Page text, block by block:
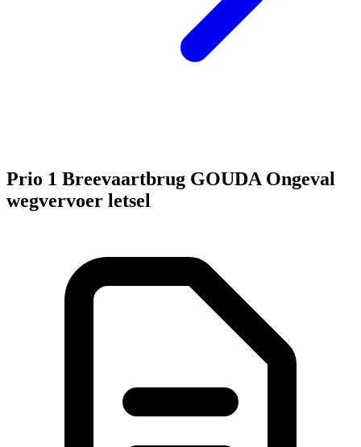
Prio 1 Breevaartbrug GOUDA Ongeval
wegvervoer letsel